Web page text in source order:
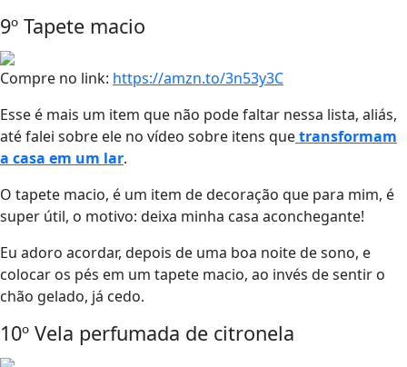
9º Tapete macio
Compre no link: https://amzn.to/3n53y3C
Esse é mais um item que não pode faltar nessa lista, aliás,
até falei sobre ele no vídeo sobre itens quetransformam
a casa em um lar.
O tapete macio, é um item de decoração que para mim, é
super útil, o motivo: deixa minha casa aconchegante!
Eu adoro acordar, depois de uma boa noite de sono, e
colocar os pés em um tapete macio, ao invés de sentir o
chão gelado, já cedo.
10º Vela perfumada de citronela